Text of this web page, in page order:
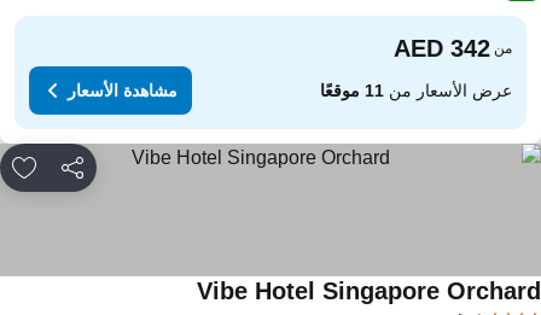
من
عرض الأسعار من11 موقعًا مشاهدة الأسعار
مشاركة
Vibe Hotel Singapore